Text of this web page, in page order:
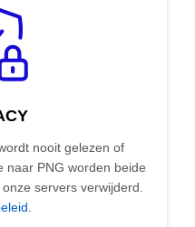
nooit gelezen of
naar PNG worden beide
servers verwijderd.
.